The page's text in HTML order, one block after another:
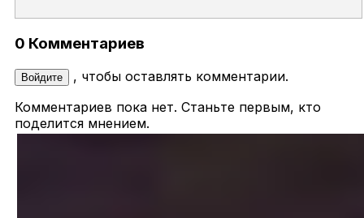
0 Комментариев
Войдите
, чтобы оставлять комментарии.
Комментариев пока нет. Станьте первым, кто
поделится мнением.